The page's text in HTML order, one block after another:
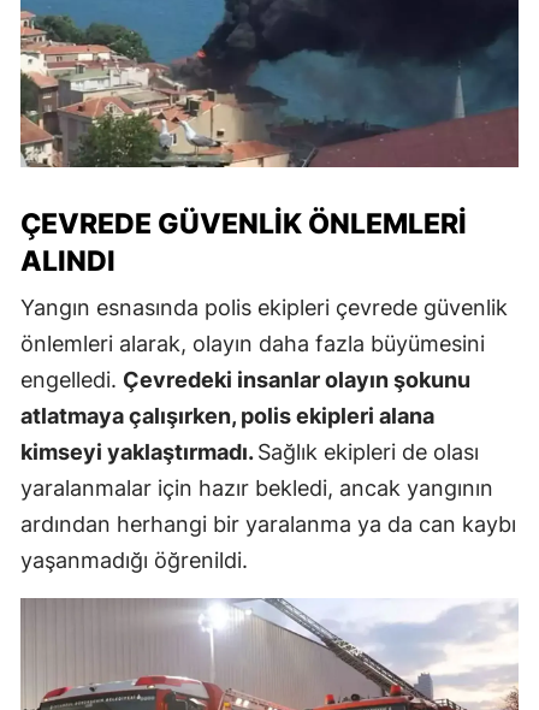
ÇEVREDE GÜVENLIK ÖNLEMLERI
ALINDI
Yangın esnasında polis ekipleri çevrede güvenlik
önlemleri alarak, olayın daha fazla büyümesini
engelledi. Çevredeki insanlar olayın şokunu
atlatmaya çalışırken, polis ekipleri alana
kimseyi yaklaştırmadı.Sağlık ekipleri de olası
yaralanmalar için hazır bekledi, ancak yangının
ardından herhangi bir yaralanma ya da can kaybı
yaşanmadığı öğrenildi.